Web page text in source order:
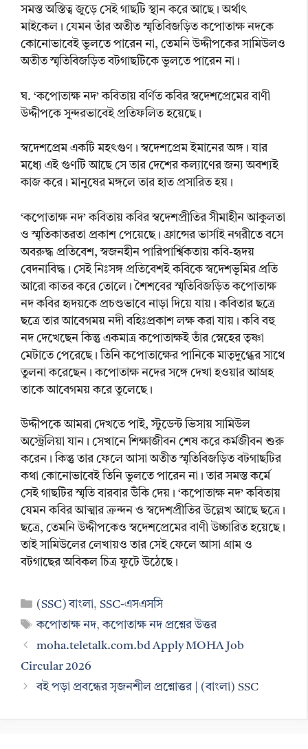
সমস্ত অস্তিত্ব জুড়ে সেই গাছটি স্থান করে আছে। অর্থাৎ
মাইকেল। যেমন তাঁর অতীত স্মৃতিবিজড়িত কপোতাক্ষ নদকে
কোনোভাবেই ভুলতে পারেন না, তেমনি উদ্দীপকের সামিউলও
অতীত স্মৃতিবিজড়িত বটগাছটিকে ভুলতে পারেন না।
ঘ. ‘কপোতাক্ষ নদ’ কবিতায় বর্ণিত কবির স্বদেশপ্রেমের বাণী
উদ্দীপকে সুন্দরভাবেই প্রতিফলিত হয়েছে।
স্বদেশপ্রেম একটি মহৎগুণ। স্বদেশপ্রেম ইমানের অঙ্গ। যার
মধ্যে এই গুণটি আছে সে তার দেশের কল্যাণের জন্য অবশ্যই
কাজ করে। মানুষের মঙ্গলে তার হাত প্রসারিত হয়।
‘কপোতাক্ষ নদ’ কবিতায় কবির স্বদেশপ্রীতির সীমাহীন আকুলতা
ও স্মৃতিকাতরতা প্রকাশ পেয়েছে। ফ্রান্সের ভার্সাই নগরীতে বসে
অবরুদ্ধ প্রতিবেশ, স্বজনহীন পারিপার্শ্বিকতায় কবি-হৃদয়
বেদনাবিদ্ধ। সেই নিঃসঙ্গ প্রতিবেশই কবিকে স্বদেশভূমির প্রতি
আরো কাতর করে তোলে। শৈশবের স্মৃতিবিজড়িত কপোতাক্ষ
নদ কবির হৃদয়কে প্রচণ্ডভাবে নাড়া দিয়ে যায়। কবিতার ছত্রে
ছত্রে তার আবেগময় নদী বহিঃপ্রকাশ লক্ষ করা যায়। কবি বহু
নদ দেখেছেন কিন্তু একমাত্র কপোতাক্ষই তাঁর স্নেহের তৃষ্ণা
মেটাতে পেরেছে। তিনি কপোতাক্ষের পানিকে মাতৃদুগ্ধের সাথে
তুলনা করেছেন। কপোতাক্ষ নদের সঙ্গে দেখা হওয়ার আগ্রহ
তাকে আবেগময় করে তুলেছে।
উদ্দীপকে আমরা দেখতে পাই, স্টুডেন্ট ভিসায় সামিউল
অস্ট্রেলিয়া যান। সেখানে শিক্ষাজীবন শেষ করে কর্মজীবন শুরু
করেন। কিন্তু তার ফেলে আসা অতীত স্মৃতিবিজড়িত বটগাছটির
কথা কোনোভাবেই তিনি ভুলতে পারেন না। তার সমস্ত কর্মে
সেই গাছটির স্মৃতি বারবার উঁকি দেয়। ‘কপোতাক্ষ নদ’ কবিতায়
যেমন কবির আত্মার ক্রন্দন ও স্বদেশপ্রীতির উল্লেখ আছে ছত্রে।
ছত্রে, তেমনি উদ্দীপকেও স্বদেশপ্রেমের বাণী উচ্চারিত হয়েছে।
তাই সামিউলের লেখায়ও তার সেই ফেলে আসা গ্রাম ও
বটগাছের অবিকল চিত্র ফুটে উঠেছে।
Categories
(SSC) বাংলা,SSC-এসএসসি
Tags
কপোতাক্ষ নদ,কপোতাক্ষ নদ প্রশ্নের উত্তর
moha.teletalk.com.bd Apply MOHA Job
Circular 2026
বই পড়া প্রবন্ধের সৃজনশীল প্রশ্নোত্তর | (বাংলা) SSC